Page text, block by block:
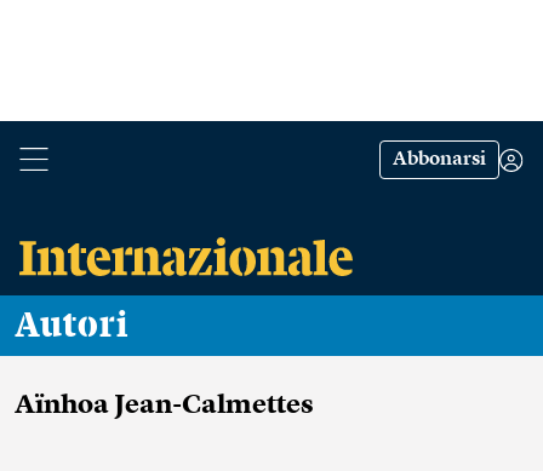
Abbonarsi
Autori
Aïnhoa Jean-Calmettes